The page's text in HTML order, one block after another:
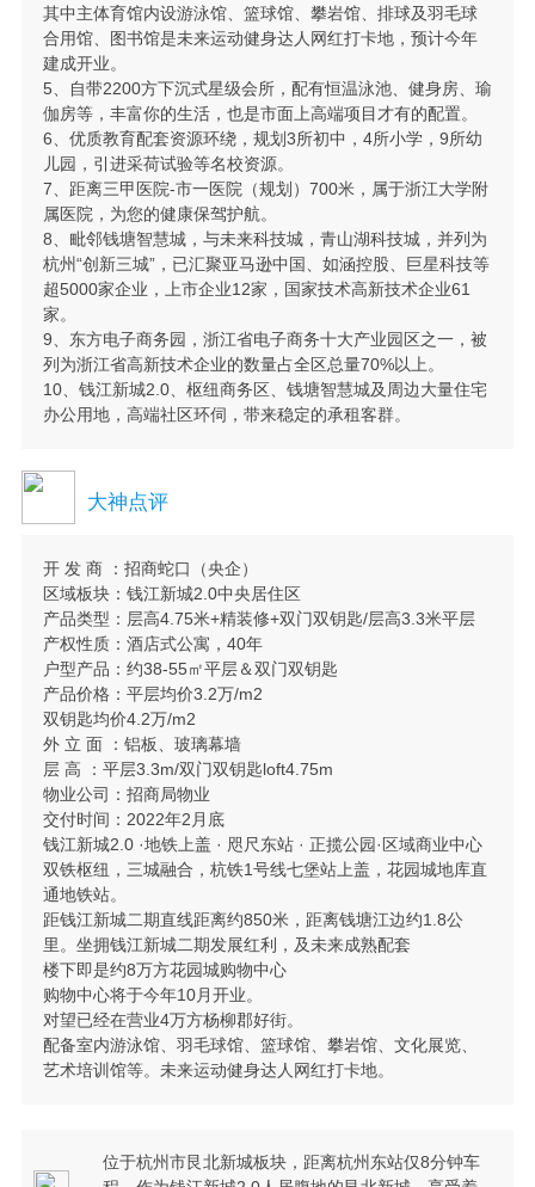
其中主体育馆内设游泳馆、篮球馆、攀岩馆、排球及羽毛球
合用馆、图书馆是未来运动健身达人网红打卡地，预计今年
建成开业。
5、自带2200方下沉式星级会所，配有恒温泳池、健身房、瑜
伽房等，丰富你的生活，也是市面上高端项目才有的配置。
6、优质教育配套资源环绕，规划3所初中，4所小学，9所幼
儿园，引进采荷试验等名校资源。
7、距离三甲医院-市一医院（规划）700米，属于浙江大学附
属医院，为您的健康保驾护航。
8、毗邻钱塘智慧城，与未来科技城，青山湖科技城，并列为
杭州“创新三城”，已汇聚亚马逊中国、如涵控股、巨星科技等
超5000家企业，上市企业12家，国家技术高新技术企业61
家。
9、东方电子商务园，浙江省电子商务十大产业园区之一，被
列为浙江省高新技术企业的数量占全区总量70%以上。
10、钱江新城2.0、枢纽商务区、钱塘智慧城及周边大量住宅
办公用地，高端社区环伺，带来稳定的承租客群。
大神点评
开 发 商 ：招商蛇口（央企）
区域板块：钱江新城2.0中央居住区
产品类型：层高4.75米+精装修+双门双钥匙/层高3.3米平层
产权性质：酒店式公寓，40年
户型产品：约38-55㎡平层＆双门双钥匙
产品价格：平层均价3.2万/m2
双钥匙均价4.2万/m2
外 立 面 ：铝板、玻璃幕墙
层 高 ：平层3.3m/双门双钥匙loft4.75m
物业公司：招商局物业
交付时间：2022年2月底
钱江新城2.0 ·地铁上盖 · 咫尺东站 · 正揽公园·区域商业中心
双铁枢纽，三城融合，杭铁1号线七堡站上盖，花园城地库直
通地铁站。
距钱江新城二期直线距离约850米，距离钱塘江边约1.8公
里。坐拥钱江新城二期发展红利，及未来成熟配套
楼下即是约8万方花园城购物中心
购物中心将于今年10月开业。
对望已经在营业4万方杨柳郡好街。
配备室内游泳馆、羽毛球馆、篮球馆、攀岩馆、文化展览、
艺术培训馆等。未来运动健身达人网红打卡地。
位于杭州市艮北新城板块，距离杭州东站仅8分钟车